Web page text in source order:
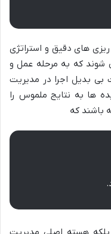
های دقیق و استراتژی
شوند که به مرحله عمل و
بی بدیل اجرا در مدیریت
ها به نتایج ملموس را
باشند که